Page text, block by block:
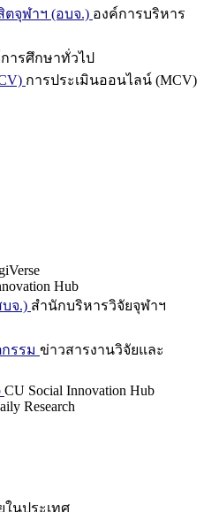
จุฬาฯ (อบจ.) องค์การบริหาร
ารศึกษาทั่วไป
การประเมินออนไลน์ (MCV)
Hub
จ.) สำนักบริหารวิจัยจุฬาฯ
รรม ข่าวสารงานวิจัยและ
CU Social Innovation Hub
Research
ในประเทศ